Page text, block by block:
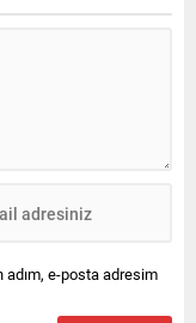
adım, e-posta adresim